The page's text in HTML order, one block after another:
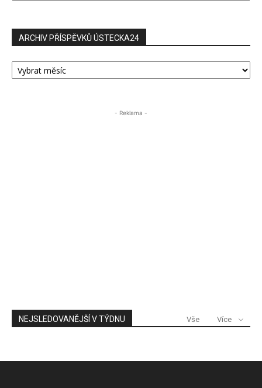
ARCHIV PŘÍSPĚVKŮ ÚSTECKA24
ARCHIV
PŘÍSPĚVKŮ
- Reklama -
NEJSLEDOVANĚJŠÍ V TÝDNU Vše Více